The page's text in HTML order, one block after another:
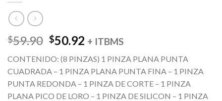
$59.90 El
original
era:
$59.90.
$50.92 El
actual
es:
$50.92.
+ ITBMS
CONTENIDO: (8 PINZAS) 1 PINZA PLANA PUNTA
CUADRADA – 1 PINZA PLANA PUNTA FINA – 1 PINZA
PUNTA REDONDA – 1 PINZA DE CORTE – 1 PINZA
PLANA PICO DE LORO – 1 PINZA DE SILICON – 1 PINZA